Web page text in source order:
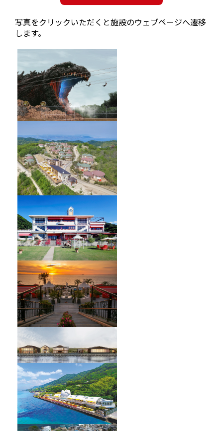
写真をクリックいただくと施設のウェブページへ遷移
します。
GRAND CHARIOT 北斗七星135°